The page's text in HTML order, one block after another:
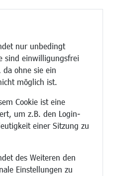
nur unbedingt
sind einwilligungsfrei
ohne sie ein
möglich ist.
Cookie ist eine
um z.B. den Login-
einer Sitzung zu
des Weiteren den
Einstellungen zu